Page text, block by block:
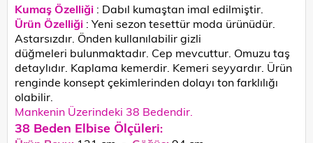
Kumaş Özelliği : Dabıl kumaştan imal edilmiştir.
Ürün Özelliği : Yeni sezon tesettür moda ürünüdür.
Astarsızdır. Önden kullanılabilir gizli
düğmeleri bulunmaktadır. Cep mevcuttur. Omuzu taş
detaylıdır. Kaplama kemerdir. Kemeri seyyardır. Ürün
renginde konsept çekimlerinden dolayı ton farklılığı
olabilir.
Mankenin Üzerindeki 38 Bedendir.
38 Beden Elbise Ölçüleri: